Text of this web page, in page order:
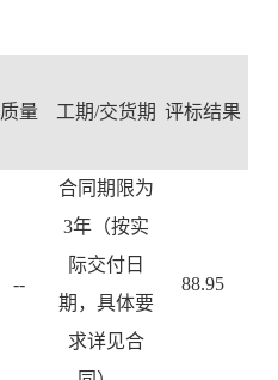
质量 工期/交货期 评标结果
--
合同期限为
3年（按实
际交付日
期，具体要
求详见合
88.95